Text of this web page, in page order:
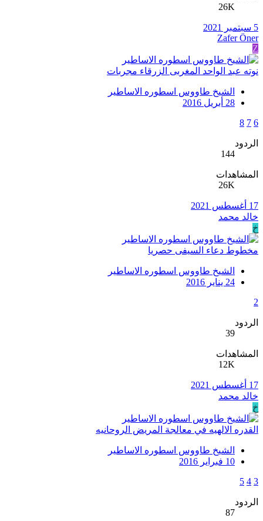
26K
5 سبتمبر 2021
Zafer Öner
Z
نوته عبد الواحد المغربى الزرقاء مجربات
الشيخ طاووس اسطوره الاساطير
28 أبريل 2016
6
7
8
الردود
144
المشاهدات
26K
17 أغسطس 2021
خالد محمد
خ
مخطوط دعاء السيفى حصريا
الشيخ طاووس اسطوره الاساطير
24 يناير 2016
2
الردود
39
المشاهدات
12K
17 أغسطس 2021
خالد محمد
خ
القدره الالهيه في معالجة المريض الروحانيه
الشيخ طاووس اسطوره الاساطير
10 فبراير 2016
3
4
5
الردود
87